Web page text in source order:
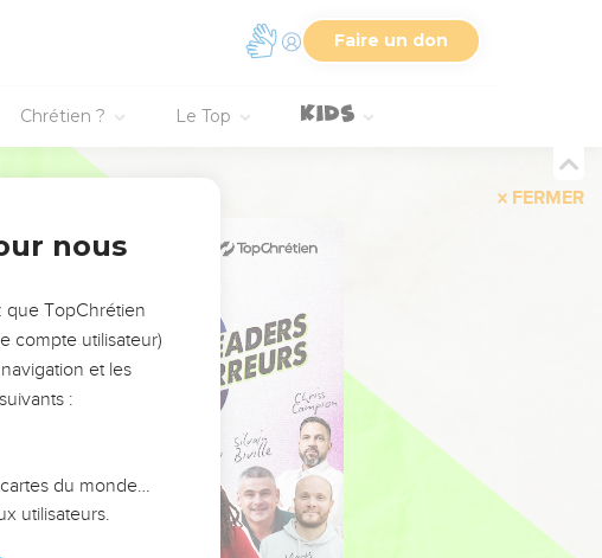
Faire un don
Chrétien ? Le Top
FERMER
nous
que TopChrétien
compte utilisateur)
et les
:
du monde…
utilisateurs.